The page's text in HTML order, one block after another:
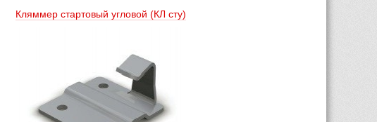
Кляммер стартовый угловой (КЛ сту)